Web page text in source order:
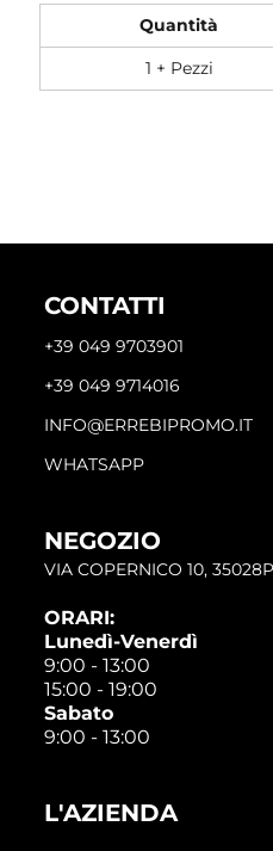
Quantità
1 + Pezzi
CONTATTI
+39 049 9703901
+39 049 9714016
INFO@ERREBIPROMO.IT
WHATSAPP
NEGOZIO
VIA COPERNICO 10,
ORARI:
Lunedì-Venerdì
9:00 - 13:00
15:00 - 19:00
Sabato
9:00 - 13:00
L'AZIENDA